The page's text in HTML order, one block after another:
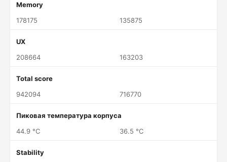
Memory
178175
135875
UX
208664
163203
Total score
942094
716770
Пиковая температура корпуса
44.9 °C
36.5 °C
Stability